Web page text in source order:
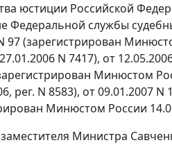
юстиции Российской
службы
(зарегистрирован
N 7417), от
Минюстом
рег. N 8583), от 09.01.2007
Минюстом России
Министра